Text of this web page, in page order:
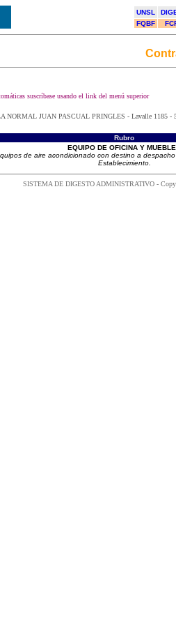
UNSL
FQBF
suscríbase usando el link del menú superior
NORMAL JUAN PASCUAL PRINGLES - Lavalle 1185 -
Rubro
EQUIPO DE OFICINA Y
de aire acondicionado con destino a
Establecimiento.
SISTEMA DE DIGESTO ADMINISTRATIVO -